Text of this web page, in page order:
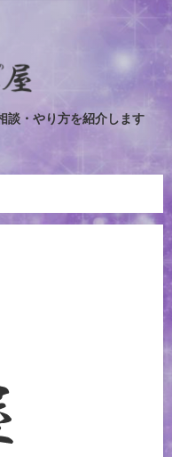
談・やり方を紹介します